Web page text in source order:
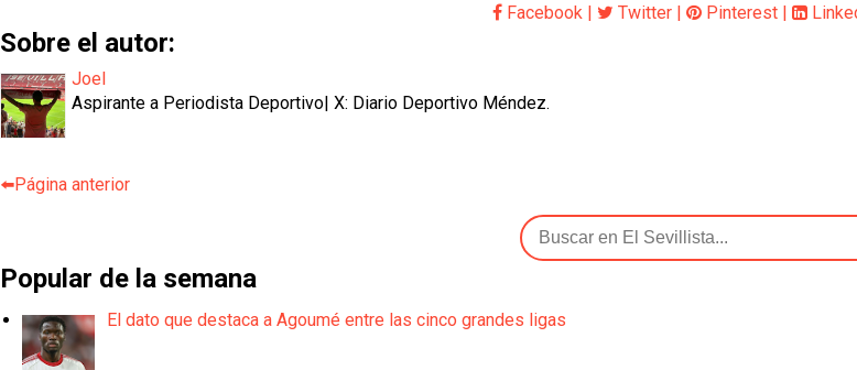
Facebook | Twitter | Pinterest |
Sobre el autor:
Joel
Aspirante a Periodista Deportivo| X: Diario Deportivo Méndez.
⬅️Página anterior
Popular de la semana
El dato que destaca a Agoumé entre las cinco grandes ligas